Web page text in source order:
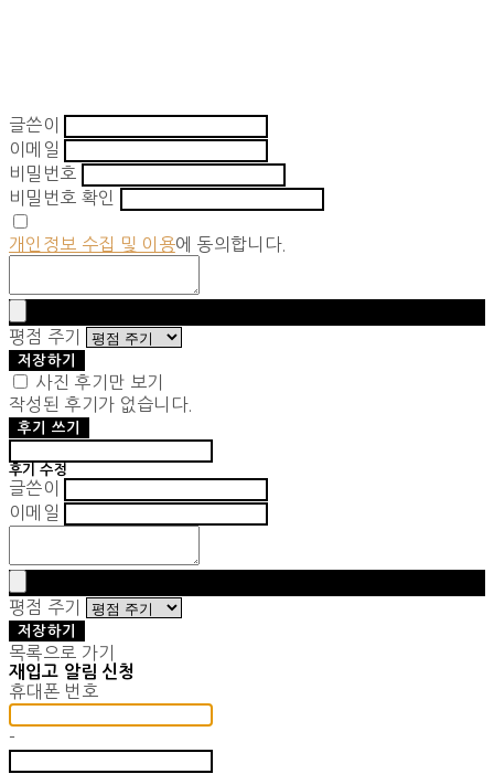
글쓴이
이메일
비밀번호
비밀번호 확인
개인정보 수집 및 이용에 동의합니다.
평점 주기
저장하기
사진 후기만 보기
작성된 후기가 없습니다.
후기 쓰기
후기 수정
글쓴이
이메일
평점 주기
저장하기
목록으로 가기
재입고 알림 신청
휴대폰 번호
-